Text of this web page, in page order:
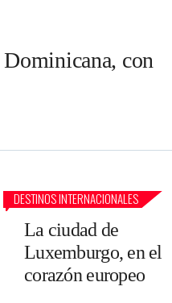
con
DESTINOS INTERNACIONALES
La ciudad de
Luxemburgo, en el
corazón europeo